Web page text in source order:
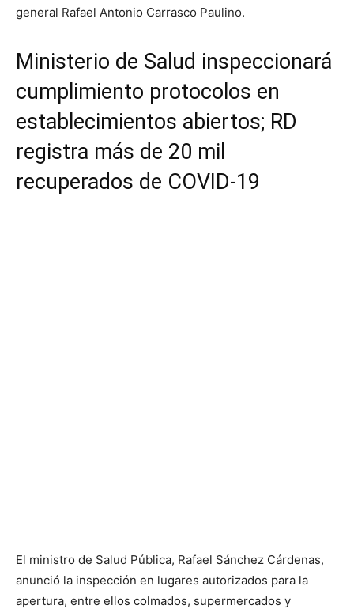
general Rafael Antonio Carrasco Paulino.
Ministerio de Salud inspeccionará
cumplimiento protocolos en
establecimientos abiertos; RD
registra más de 20 mil
recuperados de COVID-19
El ministro de Salud Pública, Rafael Sánchez Cárdenas,
anunció la inspección en lugares autorizados para la
apertura, entre ellos colmados, supermercados y